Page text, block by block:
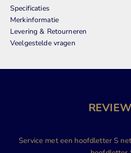
Specificaties
Merkinformatie
Levering & Retourneren
Veelgestelde vragen
Service met een hoofdletter S